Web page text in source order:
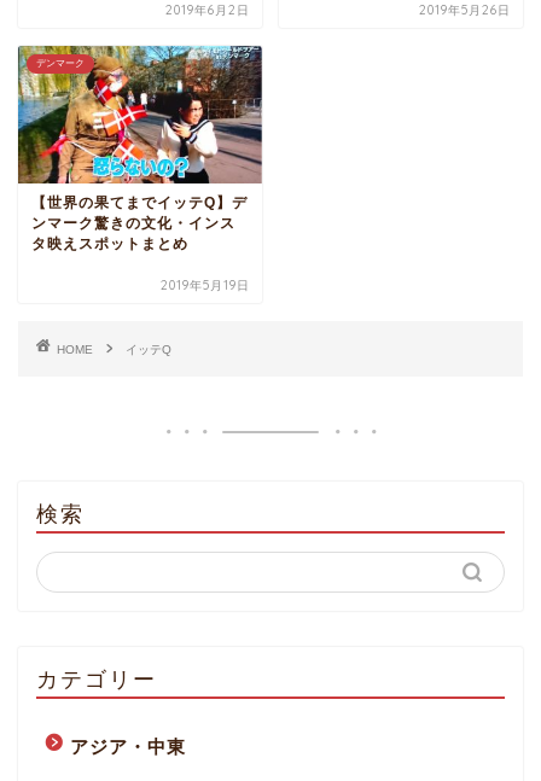
2019年6月2日 2019年5月26日
デンマーク
【世界の果てまでイッテQ】デ
ンマーク驚きの文化・インス
タ映えスポットまとめ
2019年5月19日
HOME イッテQ
検索
カテゴリー
アジア・中東